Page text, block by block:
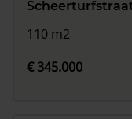
110 m2
€ 345.000